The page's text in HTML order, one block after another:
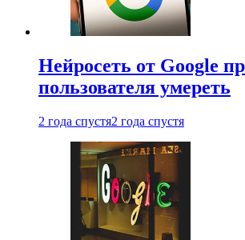
Нейросеть от Google
пользователя умереть
2 года спустя2 года спустя